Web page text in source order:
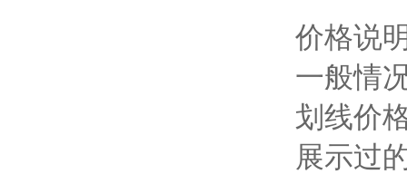
价格说
一般情
划线价
展示过